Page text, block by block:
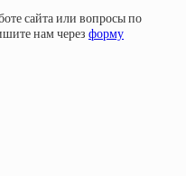
сайта или вопросы по
нам через форму